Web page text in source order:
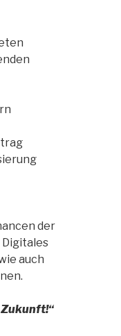
der
auch
“